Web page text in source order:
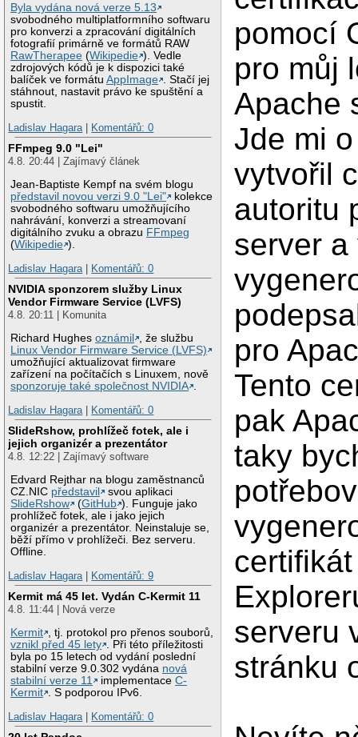
Byla vydána nová verze 5.13
svobodného multiplatformního softwaru
pro konverzi a zpracování digitálních
fotografií primárně ve formátů RAW
RawTherapee (Wikipedie ). Vedle
zdrojových kódů je k dispozici také
balíček ve formátuAppImage . Stačí jej
stáhnout, nastavit právo ke spuštění a
spustit.
Ladislav Hagara
Komentářů: 0
FFmpeg 9.0 "Lei"
4.8. 20:44 | Zajímavý článek
Jean-Baptiste Kempf na svém blogu
představil novou verzi 9.0 "Lei"
kolekce
svobodného softwaru umožňujícího
nahrávání, konverzi a streamovaní
digitálního zvuku a obrazu FFmpeg
(Wikipedie ).
Ladislav Hagara
Komentářů: 0
NVIDIA sponzorem služby Linux
Vendor Firmware Service (LVFS)
4.8. 20:11 | Komunita
Richard Hughesoznámil
, že službu
Linux Vendor Firmware Service (LVFS)
umožňující aktualizovat firmware
zařízení na počítačích s Linuxem, nově
sponzoruje také společnost NVIDIA .
Ladislav Hagara | Komentářů: 0
SlideRshow, prohlížeč fotek, ale i
jejich organizér a prezentátor
4.8. 12:22 | Zajímavý software
Edvard Rejthar na blogu zaměstnanců
CZ.NIC představil
svou aplikaci
SlideRshow
(GitHub ). Funguje jako
prohlížeč fotek, ale i jako jejich
organizér a prezentátor. Neinstaluje se,
běží přímo v prohlížeči. Bez serveru.
Offline.
Ladislav Hagara | Komentářů: 9
Kermit má 45 let. Vydán C-Kermit 11
4.8. 11:44 | Nová verze
Kermit , tj. protokol pro přenos souborů,
vznikl před 45 lety . Při této příležitosti
byla po 15 letech od vydání poslední
stabilní verze 9.0.302 vydána nová
stabilní verze 11
implementaceC-
Kermit . S podporou IPv6.
Ladislav Hagara | Komentářů: 0
pomocí
pro můj
Apache
Jde mi
vytvořil
autoritu
server a
pro
Tento
pak
taky
serveru
stránku